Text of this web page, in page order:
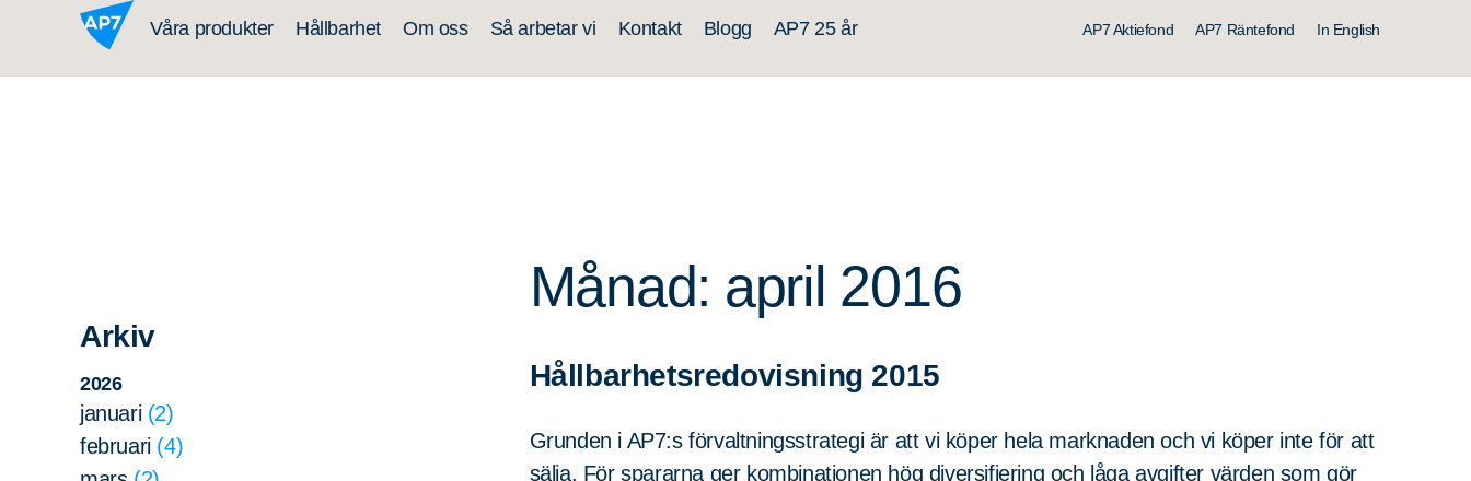
Hoppa till innehålletVåra produkter Hållbarhet Om oss Så arbetar vi Kontakt Blogg AP7 25 år In English
AP7 Aktiefond AP7 Räntefond
Arkiv
2026
januari 2
februari 4
Månad: april 2016
Hållbarhetsredovisning 2015
Grunden i AP7:s förvaltningsstrategi är att vi köper hela marknaden och vi köper inte för att
sälja. För spararna ger kombinationen hög diversifiering och låga avgifter värden som gör